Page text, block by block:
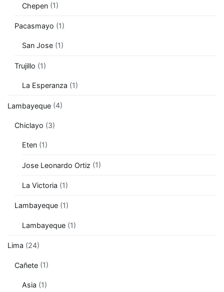
Chepen(1)
Pacasmayo (1)
San Jose(1)
Trujillo (1)
La Esperanza (1)
Lambayeque (4)
Chiclayo (3)
Eten(1)
Jose Leonardo Ortiz (1)
La Victoria (1)
Lambayeque (1)
Lambayeque(1)
Lima (24)
Cañete (1)
Asia (1)